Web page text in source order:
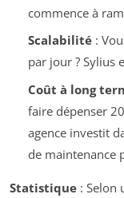
commence à
Scalabilité:
par jour ? Sylius
Coût à long
faire dépenser
agence investit
de maintenance
Statistique : Selon